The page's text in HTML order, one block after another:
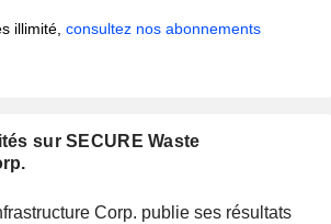
illimité, consultez nos abonnements
sur SECURE Waste
Corp. publie ses résultats